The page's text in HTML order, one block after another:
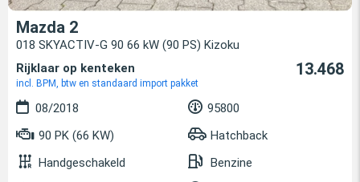
Mazda 2
018 SKYACTIV-G 90 66 kW (90 PS) Kizoku
Rijklaar op kenteken
incl. BPM, btw en standaard import pakket
13.468
08/2018
95800
90 PK (66 KW)
Hatchback
Handgeschakeld
Benzine